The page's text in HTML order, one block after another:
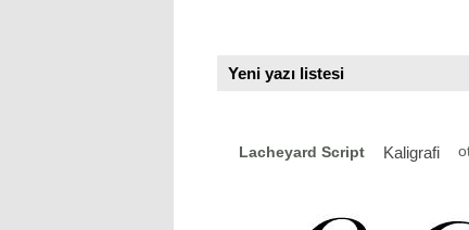
Yeni yazı listesi
Lacheyard Script Kaligrafi